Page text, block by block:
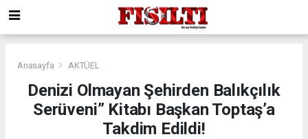
Anasayfa AKTÜEL
Denizi Olmayan Şehirden Balıkçılık
Serüveni” Kitabı Başkan Toptaş’a
Takdim Edildi!